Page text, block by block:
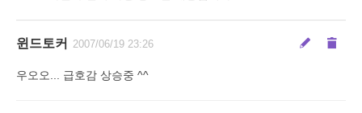
윈드토커 2007/06/19 23:26
우오오... 급호감 상승중 ^^